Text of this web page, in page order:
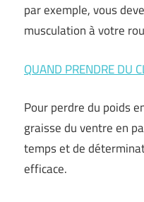
par exemple, vous
musculation à votre
QUAND PRENDRE DU
Pour perdre du poids
graisse du ventre en
temps et de
efficace.